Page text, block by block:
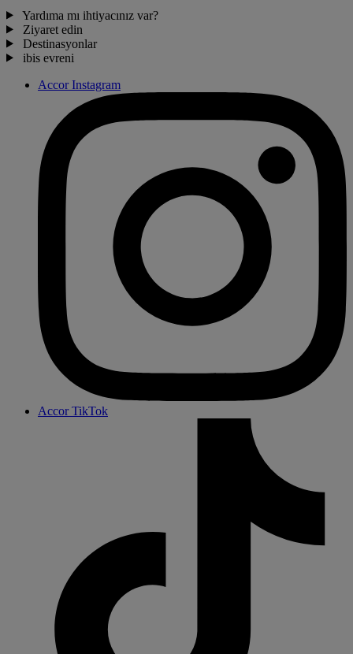
Yardıma mı ihtiyacınız var?
Ziyaret edin
Destinasyonlar
ibis evreni
Accor Instagram
Accor TikTok